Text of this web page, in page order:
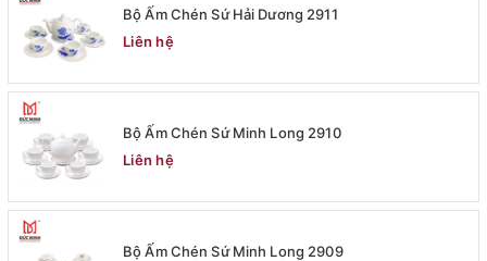
Bộ Ấm Chén Sứ Hải Dương 2911
Liên hệ
Bộ Ấm Chén Sứ Minh Long 2910
Liên hệ
Bộ Ấm Chén Sứ Minh Long 2909